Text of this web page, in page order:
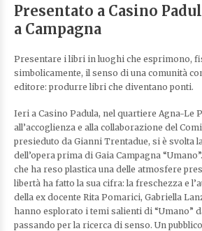
Presentato a Casino
a Campagna
Presentare i libri in luoghi che esprimono,
simbolicamente, il senso di una comunità
editore: produrre libri che diventano ponti.
Ieri a Casino Padula, nel quartiere Agna-Le
all’accoglienza e alla collaborazione del
presieduto da Gianni Trentadue, si è svolta
dell’opera prima di Gaia Campagna
che ha reso plastica una delle atmosfere
libertà ha fatto la sua cifra: la freschezza e
della ex docente Rita Pomarici, Gabriella
hanno esplorato i temi salienti di “Umano”
passando per la ricerca di senso. Un